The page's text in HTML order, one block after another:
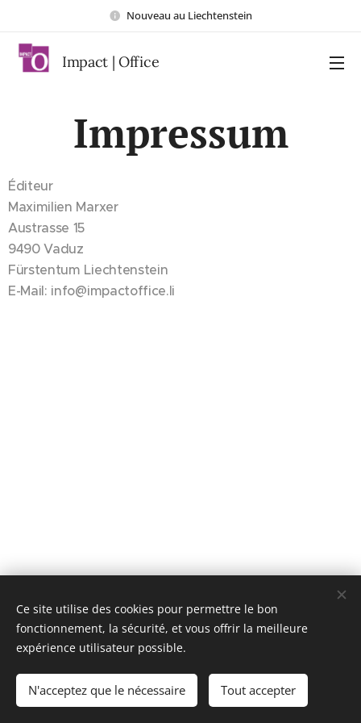
Nouveau au Liechtenstein
Impact | Office
Impressum
Éditeur
Maximilien Marxer
Austrasse 15
9490 Vaduz
Fürstentum Liechtenstein
E-Mail: info@impactoffice.li
Impressum|Vie privée Cookies
Langues
Deutsch
Ce site utilise des cookies pour permettre le bon
fonctionnement, la sécurité, et vous offrir la meilleure
expérience utilisateur possible.
N'acceptez que le nécessaire Tout accepter